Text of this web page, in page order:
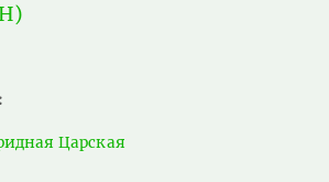
Царская